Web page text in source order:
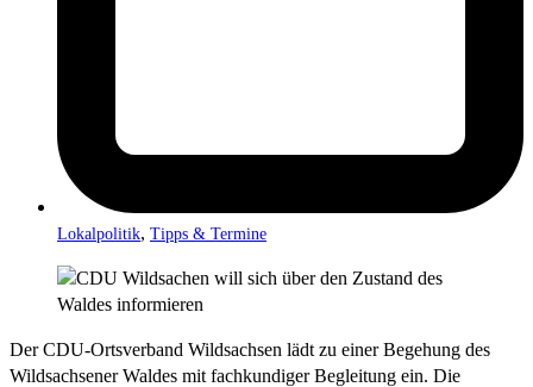
Lokalpolitik, Tipps & Termine
Der CDU-Ortsverband Wildsachsen lädt zu einer Begehung des
Wildsachsener Waldes mit fachkundiger Begleitung ein. Die